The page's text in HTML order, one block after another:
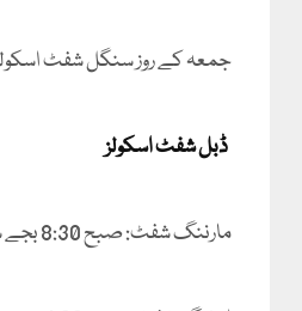
جمعہ کے روز سنگل شفٹ اسکولز 12:30 بجے بند ہو جائیں
ڈبل شفٹ اسکولز
مارننگ شفٹ: صبح 8:30 بجے سے دوپہر 12:30 بجے تک